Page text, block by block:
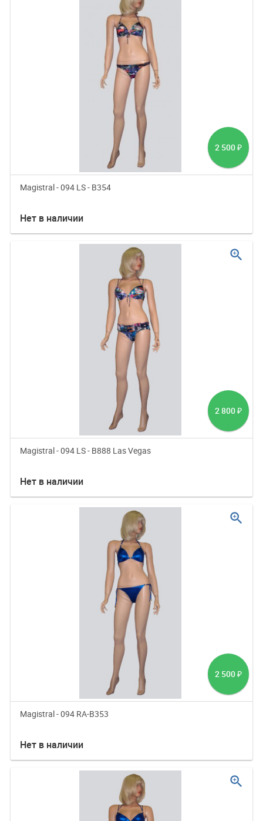
2 500 ₽
Magistral - 094 LS - B354
Нет в наличии
2 800 ₽
Magistral - 094 LS - B888 Las Vegas
Нет в наличии
zoom_in
2 500 ₽
Magistral - 094 RA-B353
Нет в наличии
zoom_in
zoom_in